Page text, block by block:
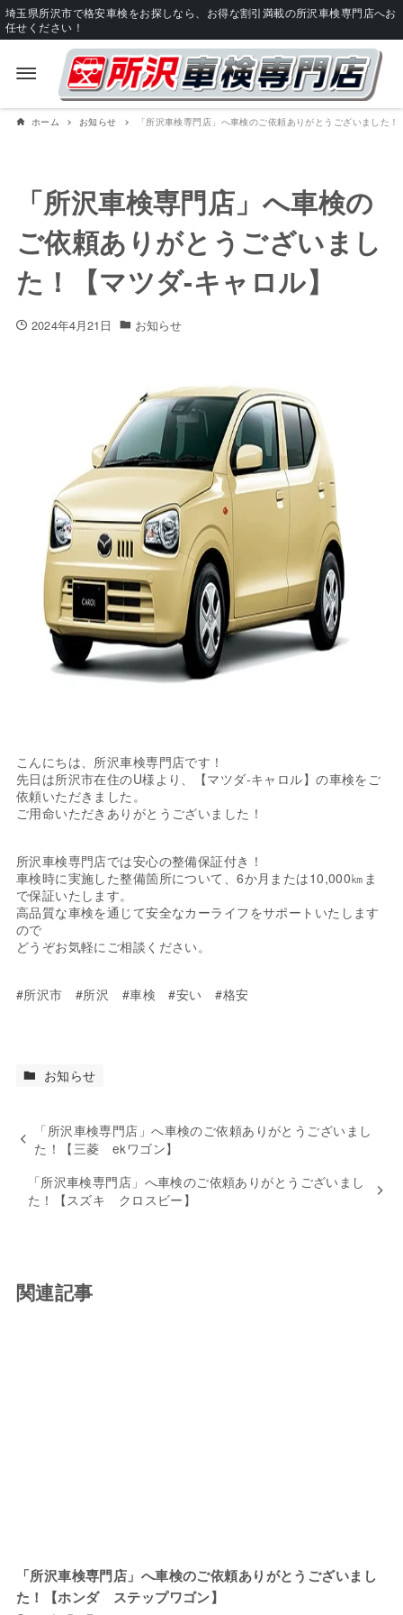
埼玉県所沢市で格安車検をお探しなら、お得な割引満載の所沢車検専門店へお
任せください！
ホーム お知らせ 「所沢車検専門店」へ車検のご依頼ありがとうございました
「所沢車検専門店」へ車検の
ご依頼ありがとうございまし
た！【マツダ-キャロル】
2024年4月21日 お知らせ
こんにちは、所沢車検専門店です！
先日は所沢市在住のU様より、【マツダ-キャロル】の車検をご
依頼いただきました。
ご用命いただきありがとうございました！
所沢車検専門店では安心の整備保証付き！
車検時に実施した整備箇所について、6か月または10,000㎞ま
で保証いたします。
高品質な車検を通じて安全なカーライフをサポートいたします
ので
どうぞお気軽にご相談ください。
#所沢市 #所沢 #車検 #安い #格安
お知らせ
「所沢車検専門店」へ車検のご依頼ありがとうございまし
た！【三菱 ekワゴン】
「所沢車検専門店」へ車検のご依頼ありがとうございまし
た！【スズキ クロスビー】
関連記事
「所沢車検専門店」へ車検のご依頼ありがとうございまし
た！【ホンダ ステップワゴン】